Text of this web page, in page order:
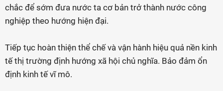
chắc để sớm đưa nước ta cơ bản trở thành nước công
nghiệp theo hướng hiện đại.
Tiếp tục hoàn thiện thể chế và vận hành hiệu quả nền kinh
tế thị trường định hướng xã hội chủ nghĩa. Bảo đảm ổn
định kinh tế vĩ mô.